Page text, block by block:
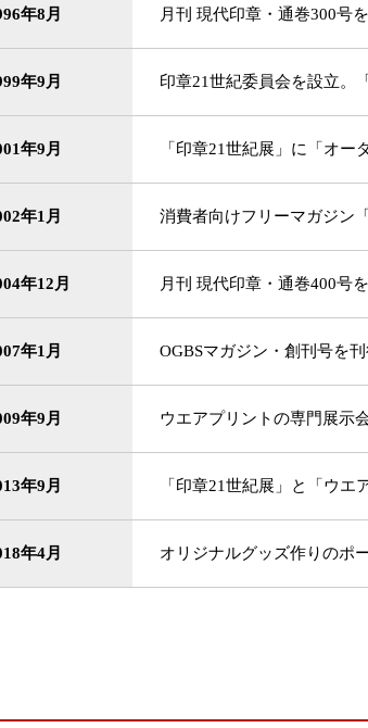
年8月 月刊 現代印章・通巻300号を
年9月 印章21世紀委員会を設立。
年9月 「印章21世紀展」に「オー
年1月 消費者向けフリーマガジン
年12月 月刊 現代印章・通巻400号を
年1月 OGBSマガジン・創刊号を刊
年9月 ウエアプリントの専門展示
年9月 「印章21世紀展」と「ウエ
年4月 オリジナルグッズ作りのポ